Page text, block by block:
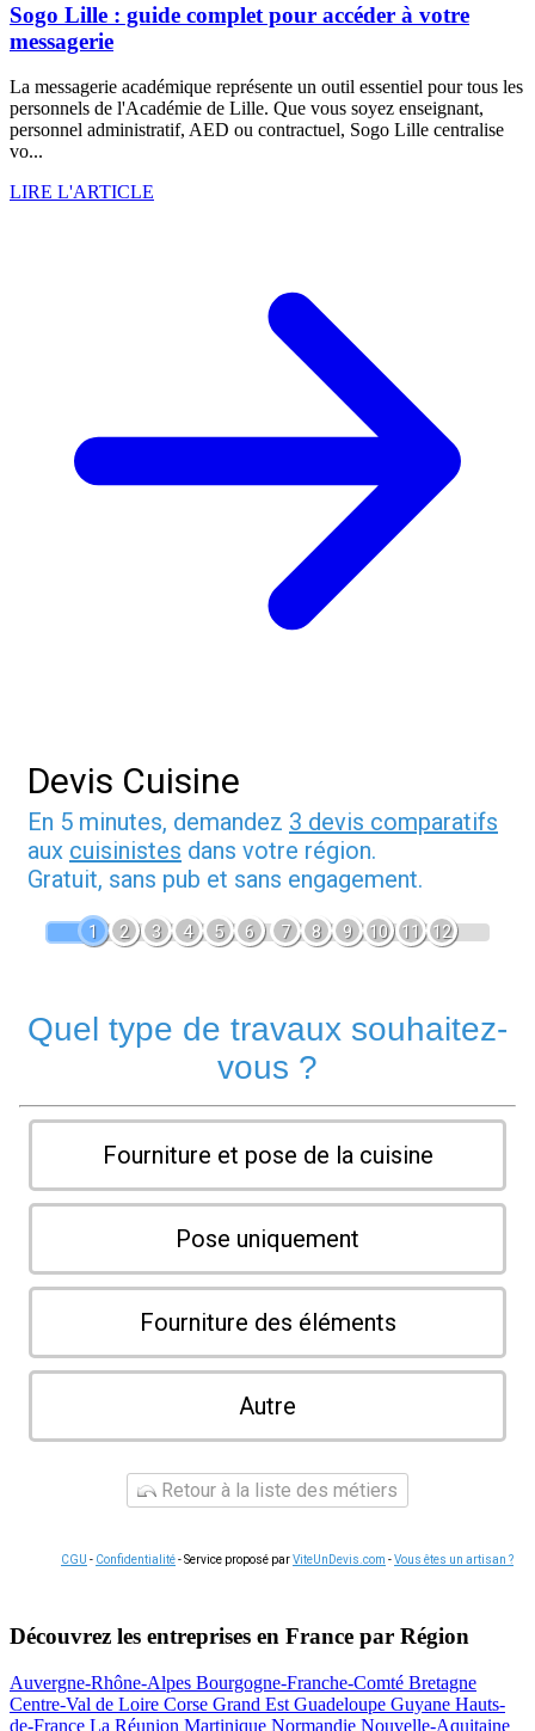
Sogo Lille : guide complet pour accéder à votre
messagerie
La messagerie académique représente un outil essentiel pour tous les
personnels de l'Académie de Lille. Que vous soyez enseignant,
personnel administratif, AED ou contractuel, Sogo Lille centralise
vo...
LIRE L'ARTICLE
Devis Cuisine
En 5 minutes, demandez 3 devis comparatifs
aux cuisinistes dans votre région.
Gratuit, sans pub et sans engagement.
1 2 3 4 5 6 7 8 9 10 11 12
Quel type de travaux souhaitez-
vous ?
Fourniture et pose de la cuisine
Pose uniquement
Fourniture des éléments
Autre
Retour à la liste des métiers
CGU - Confidentialité- Service proposé parViteUnDevis.com -Vous êtes un artisan ?
Découvrez les entreprises en France par Région
Auvergne-Rhône-Alpes Bourgogne-Franche-Comté Bretagne
Centre-Val de Loire Corse Grand Est Guadeloupe Guyane Hauts-
de-France La Réunion Martinique Normandie Nouvelle-Aquitaine